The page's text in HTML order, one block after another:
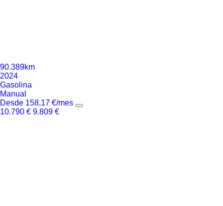
90.389km
2024
Gasolina
Manual
Desde 158,17 €/mes
10.790 € 9.809 €